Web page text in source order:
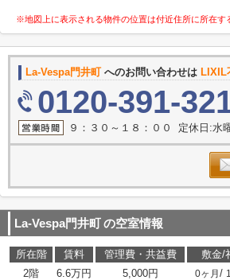
※地図上に表示される物件の位置は付近住所に所在
La-Vespa門井町へのお問い合わせは LIXIL
0120-391-
９：３０～１８：００ 定休日:水
La-Vespa門井町の空室情報
所在階 賃料 管理費・共益費 敷金/
2階
6.6万円 5,000円 0ヶ月 /